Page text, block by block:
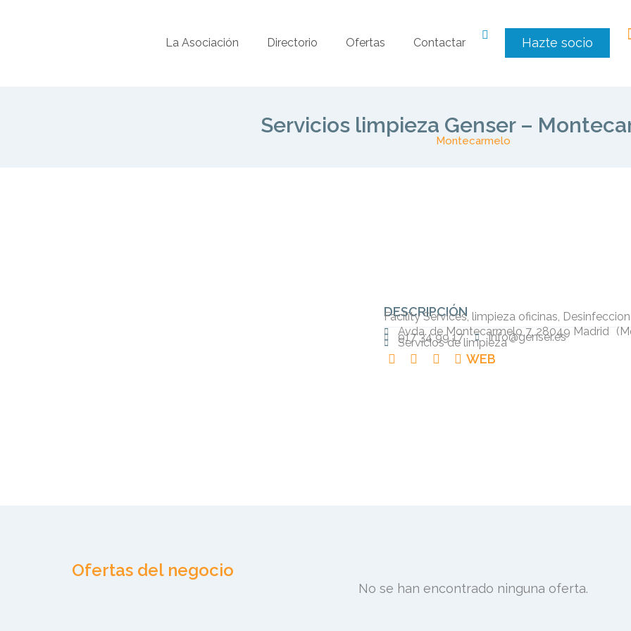
La Asociación Directorio Ofertas Contactar Hazte socio
Servicios limpieza Genser –
Montecarmelo
DESCRIPCIÓN
Facility Services, limpieza oficinas,
Avda. de Montecarmelo 7, 28049 Madrid (
917 34 99 17 info@genser.es
Servicios de limpieza
WEB
Ofertas del negocio
No se han encontrado ninguna oferta.